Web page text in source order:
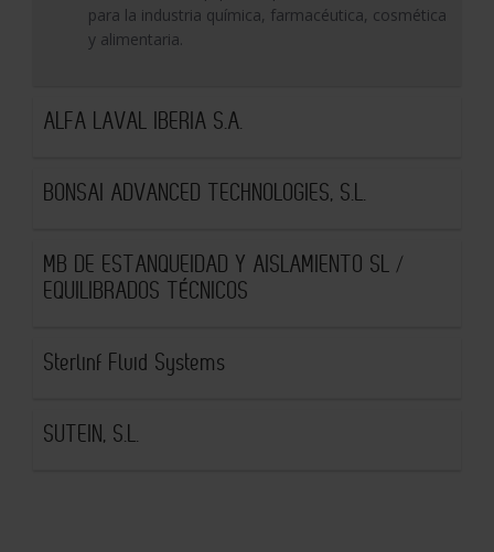
para la industria química, farmacéutica, cosmética
y alimentaria.
ALFA LAVAL IBERIA S.A.
BONSAI ADVANCED TECHNOLOGIES, S.L.
MB DE ESTANQUEIDAD Y AISLAMIENTO SL /
EQUILIBRADOS TÉCNICOS
Sterlinf Fluid Systems
SUTEIN, S.L.